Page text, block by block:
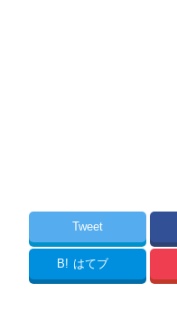
Tweet
B! はてブ